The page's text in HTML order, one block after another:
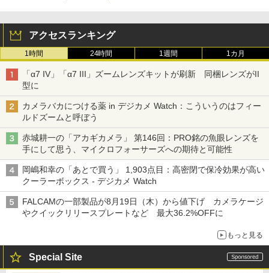
アクセスランキング
1時間 24時間 1週間 1カ月
「α7 IV」「α7 III」ズームレンズキットが刷新 同梱レンズがII
型に
カメラバカにつける薬 in デジカメ Watch：こういうのはフィー
ルドズームと呼ぼう
赤城耕一の「アカギカメラ」 第146回：PRO銘の魚眼レンズを
手にして思う、マイクロフォーサーズへの期待と可能性
岡嶋和幸の「あとで買う」 1,903点目：高密閉で保冷効果が高い
クーラーボックス - デジカメ Watch
FALCAMの一部製品が8月19日（木）から値下げ カメラケージ
やクイックリリースプレートなど 最大36.2%OFFに
もっと見る
Special Site